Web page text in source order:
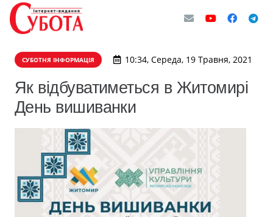
СУБОТНЯ ІНФОРМАЦІЯ 10:34, Середа, 19 Травня, 2021
Як відбуватиметься в Житомирі
День вишиванки